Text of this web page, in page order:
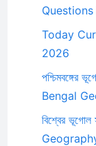
Today
2026
পশ্চিমবঙ্গের
Bengal
বিশ্বের